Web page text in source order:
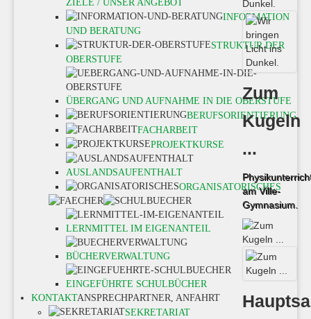
Zum
Kugeln
...
am Ville-
Gymnasium.
ZIELE / UNSER ANGEBOT
INFORMATION
UND BERATUNG
STRUKTUR DER
OBERSTUFE
ÜBERGANG UND AUFNAHME IN DIE OBERSTUFE
BERUFSORIENTIERUNG
FACHARBEIT
PROJEKTKURSE
AUSLANDSAUFENTHALT
ORGANISATORISCHES
LERNMITTEL IM EIGENANTEIL
BÜCHERVERWALTUNG
EINGEFÜHRTE SCHULBÜCHER
KONTAKTANSPRECHPARTNER, ANFAHRT
SEKRETARIAT